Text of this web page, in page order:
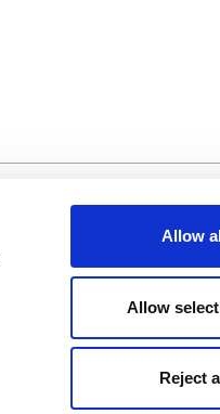
Allow
Allow
Reject
©Biscuit